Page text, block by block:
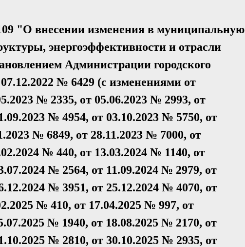
"О внесении изменения в муниципальную
энергоэффективности и отрасли
Администрации городского
№ 6429 (с изменениями от
№ 2335, от 05.06.2023 № 2993, от
№ 4954, от 03.10.2023 № 5750, от
№ 6849, от 28.11.2023 № 7000, от
№ 440, от 13.03.2024 № 1140, от
№ 2564, от 11.09.2024 № 2979, от
№ 3951, от 25.12.2024 № 4070, от
№ 410, от 17.04.2025 № 997, от
№ 1940, от 18.08.2025 № 2170, от
№ 2810, от 30.10.2025 № 2935, от